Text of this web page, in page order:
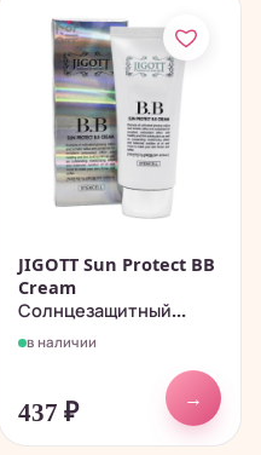
JIGOTT Sun Protect BB
Cream
Солнцезащитный...
в наличии
437 ₽
→